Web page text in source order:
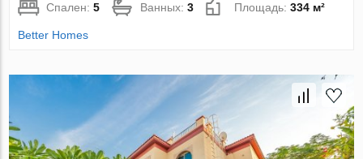
Спален:5 Ванных:3 Площадь:334 м²
Better Homes